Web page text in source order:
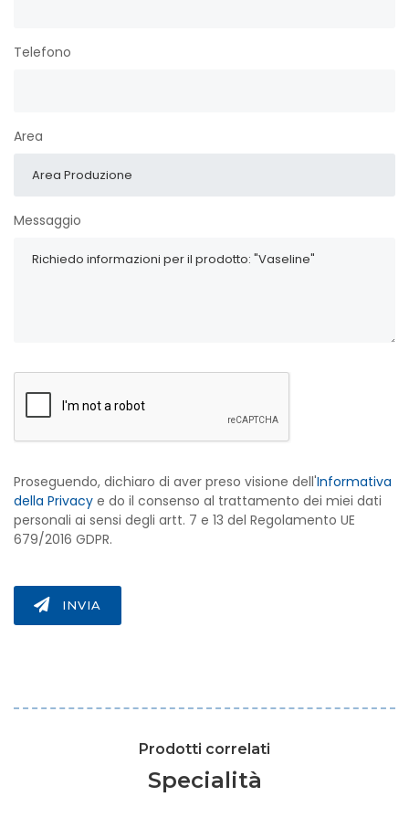
Telefono
Area
Messaggio
Proseguendo, dichiaro di aver preso visione dell'Informativa
della Privacy e do il consenso al trattamento dei miei dati
personali ai sensi degli artt. 7 e 13 del Regolamento UE
679/2016 GDPR.
INVIA
Prodotti correlati
Specialità